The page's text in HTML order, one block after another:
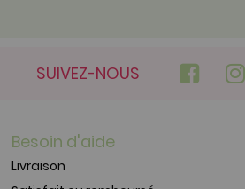
SUIVEZ-NOUS
Besoin d'aide
Livraison